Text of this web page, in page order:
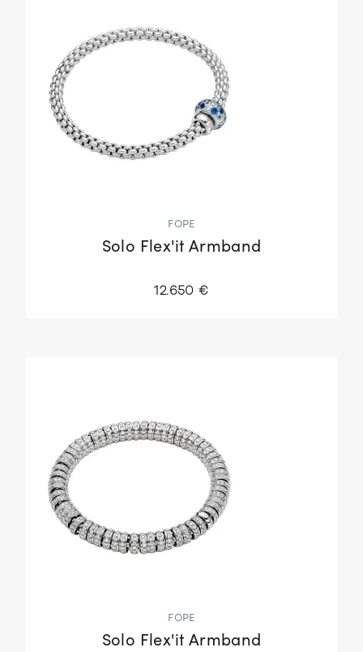
FOPE
Solo Flex'it Armband
12.650 €
FOPE
Solo Flex'it Armband